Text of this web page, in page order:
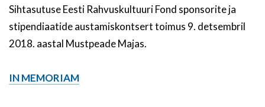
Sihtasutuse Eesti Rahvuskultuuri Fond sponsorite ja
stipendiaatide austamiskontsert toimus 9. detsembril
2018. aastal Mustpeade Majas.
IN MEMORIAM